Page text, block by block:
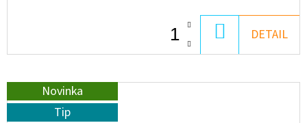
KOŠÍKU
DETAIL
Novinka
Tip